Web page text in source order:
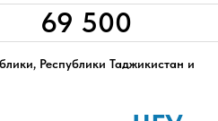
69 500
Республики Таджикистан и